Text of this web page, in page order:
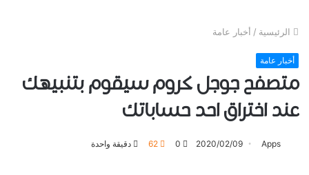
الرئيسية / أخبار عامة
أخبار عامة
متصفح جوجل ﻛﺮﻭﻡ سيقوم بتنبيهك
عند اختراق احد ﺣﺴﺎﺑﺎتك
Apps
2020/02/09
0
62 دقيقة واحدة